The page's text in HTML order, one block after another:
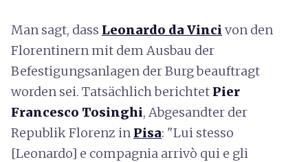
Man sagt, dass Leonardo da Vinci von den
Florentinern mit dem Ausbau der
Befestigungsanlagen der Burg beauftragt
worden sei. Tatsächlich berichtet Pier
Francesco Tosinghi, Abgesandter der
Republik Florenz in Pisa: "Lui stesso
[Leonardo] e compagnia arrivò qui e gli